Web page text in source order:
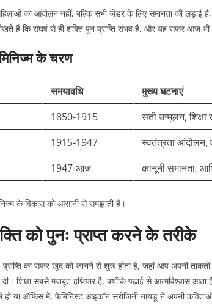
का आंदोलन नहीं, बल्कि सभी जेंडर के लिए समानता की लड़ाई
हैं कि संघर्ष से ही शक्ति पुन प्राप्ति संभव है, और यह सफर आज भी
के चरण
समयावधि
मुख्य घटनाएं
1850-1915
सती उन्मूलन, शिक्षा
1915-1947
स्वतंत्रता आंदोलन,
1947-आज कानूनी समानता,
के विकास को आसानी से समझाती है।​
को पुनः प्राप्त करने के तरीके
प्राप्ति का सफर खुद को जानने से शुरू होता है, जहां आप अपनी
दी। शिक्षा सबसे मजबूत हथियार है, क्योंकि पढ़ाई से आत्मविश्वास
हो या ऑफिस में, फेमिनिस्ट आइकॉन सरोजिनी नायडू ने अपनी